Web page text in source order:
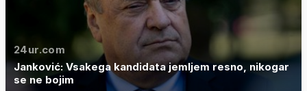
24ur.com
Janković: Vsakega kandidata jemljem resno, nikogar
se ne bojim